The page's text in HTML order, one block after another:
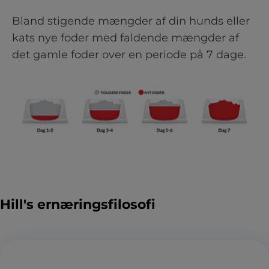
Bland stigende mængder af din hunds eller
kats nye foder med faldende mængder af
det gamle foder over en periode på 7 dage.
Hill's ernæringsfilosofi